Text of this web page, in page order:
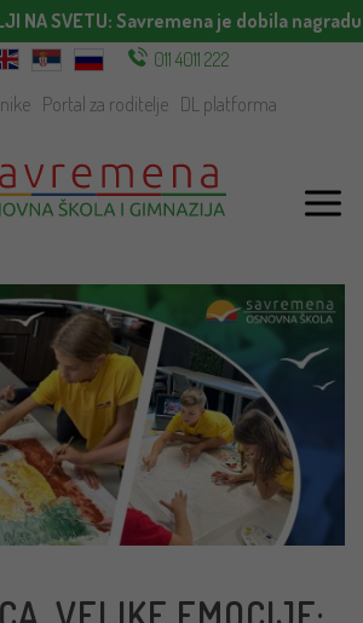
NA SVETU: Savremena je dobila
011 4011 222
Portal za roditelje DL platforma